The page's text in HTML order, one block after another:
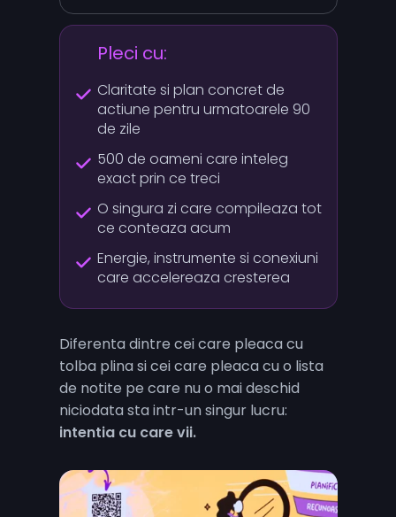
Pleci cu:
Claritate si plan concret de
actiune pentru urmatoarele 90
de zile
500 de oameni care inteleg
exact prin ce treci
O singura zi care compileaza tot
ce conteaza acum
Energie, instrumente si conexiuni
care accelereaza cresterea
Diferenta dintre cei care pleaca cu
tolba plina si cei care pleaca cu o lista
de notite pe care nu o mai deschid
niciodata sta intr-un singur lucru:
intentia cu care vii.